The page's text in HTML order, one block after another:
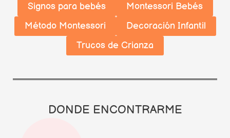
Signos para bebés
Montessori Bebés
Método Montessori
Decoración Infantil
Trucos de Crianza
DONDE ENCONTRARME